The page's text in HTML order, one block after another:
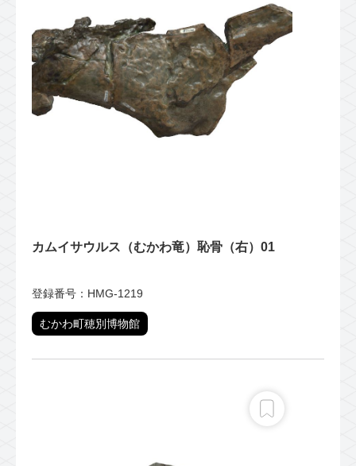
カムイサウルス（むかわ竜）恥骨（右）01
登録番号：HMG-1219
むかわ町穂別博物館